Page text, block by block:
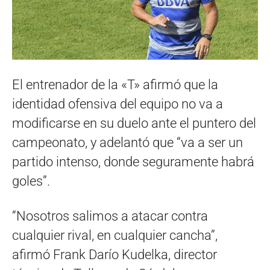
El entrenador de la «T» afirmó que la
identidad ofensiva del equipo no va a
modificarse en su duelo ante el puntero del
campeonato, y adelantó que “va a ser un
partido intenso, donde seguramente habrá
goles”.
“Nosotros salimos a atacar contra
cualquier rival, en cualquier cancha”,
afirmó Frank Darío Kudelka, director